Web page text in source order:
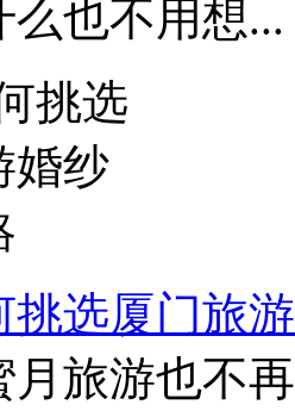
么也不用想...
挑选厦门旅
月旅游也不